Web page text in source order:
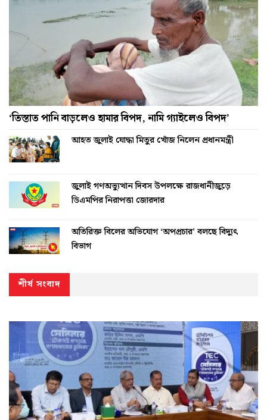
‘তিস্তাত পানি বাড়লেও হামার বিপদ, নামি গ্যাইলেও বিপদ’
আহত জুলাই যোদ্ধা মিতুর খোঁজ নিলেন প্রধানমন্ত্রী
জুলাই গণঅভ্যুত্থান দিবস উপলক্ষে রাজধানীজুড়ে
ডিএমপির নিরাপত্তা জোরদার
অতিরিক্ত বিলের অভিযোগ ‘অপপ্রচার’ বলছে বিদ্যুৎ
বিভাগ
শীর্ষ সংবাদ